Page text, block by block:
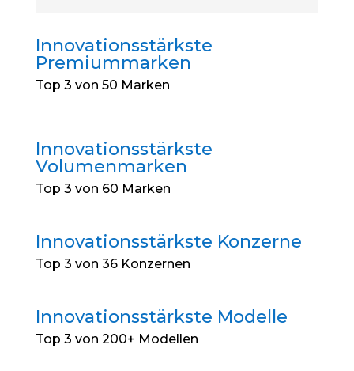
Innovationsstärkste
Premiummarken
Top 3 von 50 Marken
Innovationsstärkste
Volumenmarken
Top 3 von 60 Marken
Innovationsstärkste Konzerne
Top 3 von 36 Konzernen
Innovationsstärkste Modelle
Top 3 von 200+ Modellen